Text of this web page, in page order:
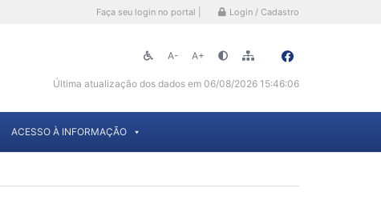
Faça seu login no portal | Login / Cadastro
A- A+
Última atualização dos dados em 06/08/2026 15:46:06
ACESSO À INFORMAÇÃO